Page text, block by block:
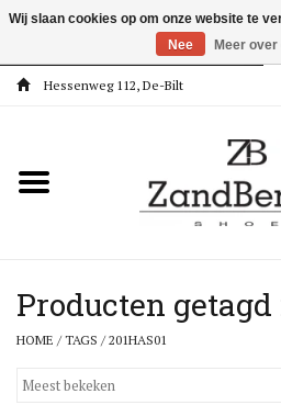
Hessenweg 112, De-Bilt
Kleding
Meisjes
Jongens
Producten getagd
HOME /TAGS /201HAS01
Wij slaan cookies op om onze website te
Nee
Meer